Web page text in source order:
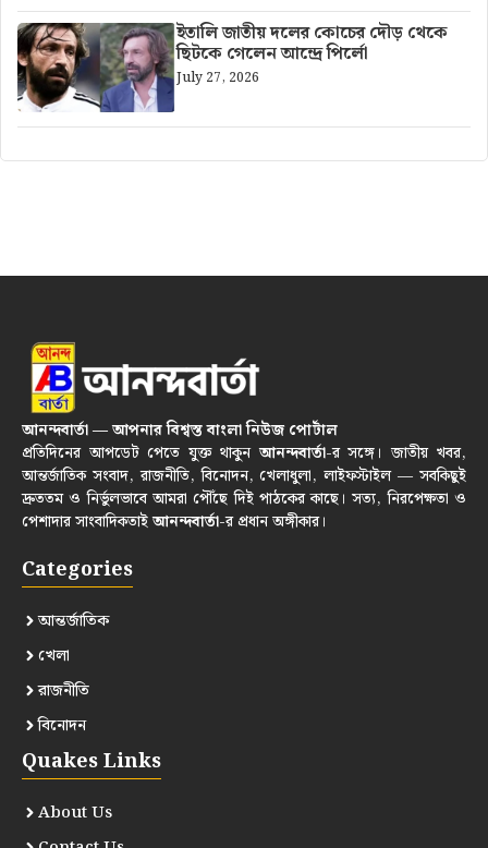
ইতালি জাতীয় দলের কোচের দৌড় থেকে
ছিটকে গেলেন আন্দ্রে পির্লো
July 27, 2026
আনন্দবার্তা — আপনার বিশ্বস্ত বাংলা নিউজ পোর্টাল
প্রতিদিনের আপডেট পেতে যুক্ত থাকুনআনন্দবার্তা-র সঙ্গে। জাতীয় খবর,
আন্তর্জাতিক সংবাদ, রাজনীতি, বিনোদন, খেলাধুলা, লাইফস্টাইল — সবকিছুই
দ্রুততম ও নির্ভুলভাবে আমরা পৌঁছে দিই পাঠকের কাছে। সত্য, নিরপেক্ষতা ও
পেশাদার সাংবাদিকতাইআনন্দবার্তা-র প্রধান অঙ্গীকার।
Categories
আন্তর্জাতিক
খেলা
রাজনীতি
বিনোদন
Quakes Links
About Us